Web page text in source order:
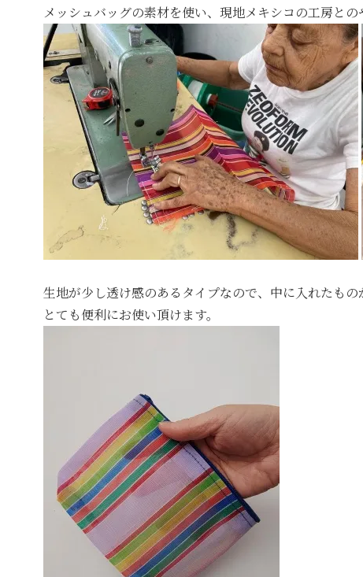
メッシュバッグの素材を使い、現地メキシコの工房と
生地が少し透け感のあるタイプなので、中に入れたもの
とても便利にお使い頂けます。